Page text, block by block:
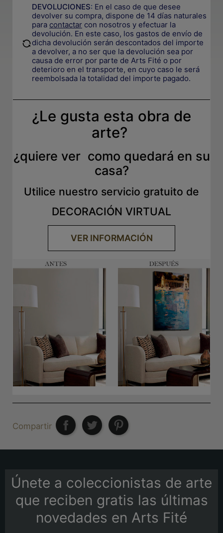
DEVOLUCIONES: En el caso de que desee
devolver su compra, dispone de 14 días naturales
para contactar con nosotros y efectuar la
devolución. En este caso, los gastos de envío de
dicha devolución serán descontados del importe
a devolver, a no ser que la devolución sea por
causa de error por parte de Arts Fité o por
deterioro en el transporte, en cuyo caso le será
reembolsada la totalidad del importe pagado.
¿Le gusta esta obra de
arte?
¿quiere ver como quedará en su
casa?
Utilice nuestro servicio gratuito de
DECORACIÓN VIRTUAL
VER INFORMACIÓN
Compartir
Únete a coleccionistas de arte
que reciben gratis las últimas
novedades en Arts Fité